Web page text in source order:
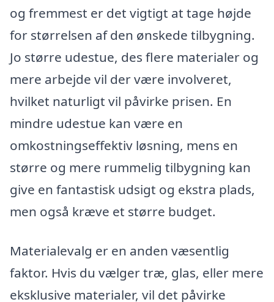
og fremmest er det vigtigt at tage højde
for størrelsen af den ønskede tilbygning.
Jo større udestue, des flere materialer og
mere arbejde vil der være involveret,
hvilket naturligt vil påvirke prisen. En
mindre udestue kan være en
omkostningseffektiv løsning, mens en
større og mere rummelig tilbygning kan
give en fantastisk udsigt og ekstra plads,
men også kræve et større budget.
Materialevalg er en anden væsentlig
faktor. Hvis du vælger træ, glas, eller mere
eksklusive materialer, vil det påvirke